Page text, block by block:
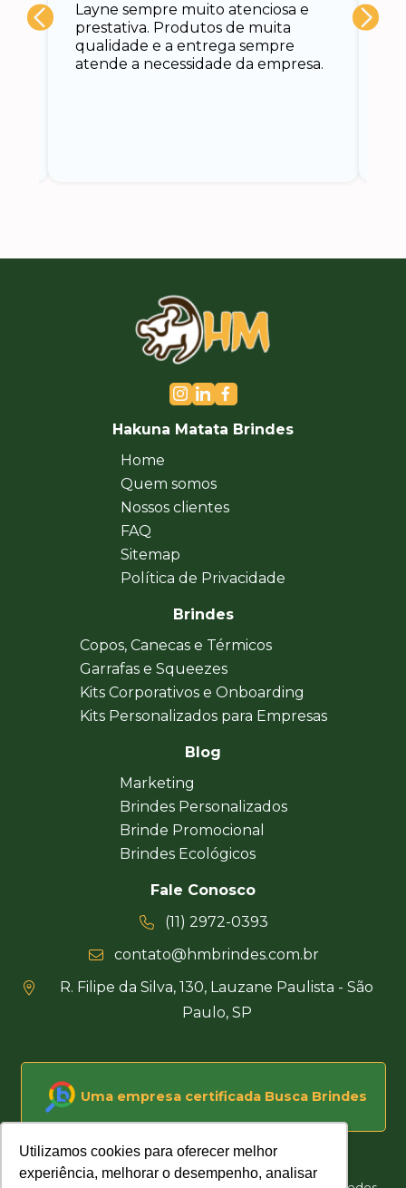
Utilizamos cookies para oferecer melhor
experiência, melhorar o desempenho, analisar
Utilizamos cookies para oferecer melhor
experiência, melhorar o desempenho, analisar
Layne sempre muito atenciosa e
prestativa. Produtos de muita
qualidade e a entrega sempre
atende a necessidade da empresa.
Hakuna Matata Brindes
Home
Quem somos
Nossos clientes
FAQ
Sitemap
Política de Privacidade
Brindes
Copos, Canecas e Térmicos
Garrafas e Squeezes
Kits Corporativos e Onboarding
Kits Personalizados para Empresas
Blog
Marketing
Brindes Personalizados
Brinde Promocional
Brindes Ecológicos
Fale Conosco
(11) 2972-0393
contato@hmbrindes.com.br
R. Filipe da Silva, 130, Lauzane Paulista - São
Paulo, SP
Uma empresa certificada Busca Brindes